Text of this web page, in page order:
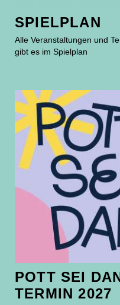
SPIELPLAN
Alle Veranstaltungen und
gibt es im Spielplan
POTT SEI
TERMIN 2027